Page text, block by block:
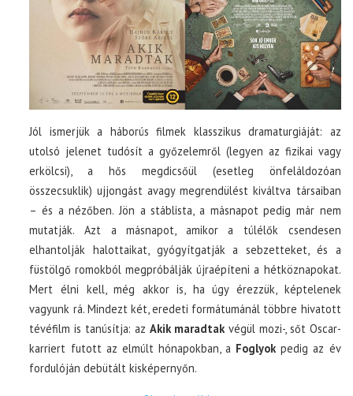
Jól ismerjük a háborús filmek klasszikus dramaturgiáját: az
utolsó jelenet tudósít a győzelemről (legyen az fizikai vagy
erkölcsi), a hős megdicsőül (esetleg önfeláldozóan
összecsuklik) ujjongást avagy megrendülést kiváltva társaiban
– és a nézőben. Jön a stáblista, a másnapot pedig már nem
mutatják. Azt a másnapot, amikor a túlélők csendesen
elhantolják halottaikat, gyógyítgatják a sebzetteket, és a
füstölgő romokból megpróbálják újraépíteni a hétköznapokat.
Mert élni kell, még akkor is, ha úgy érezzük, képtelenek
vagyunk rá. Mindezt két, eredeti formátumánál többre hivatott
tévéfilm is tanúsítja: az Akik maradtak végül mozi-, sőt Oscar-
karriert futott az elmúlt hónapokban, a Foglyok pedig az év
fordulóján debütált kisképernyőn.